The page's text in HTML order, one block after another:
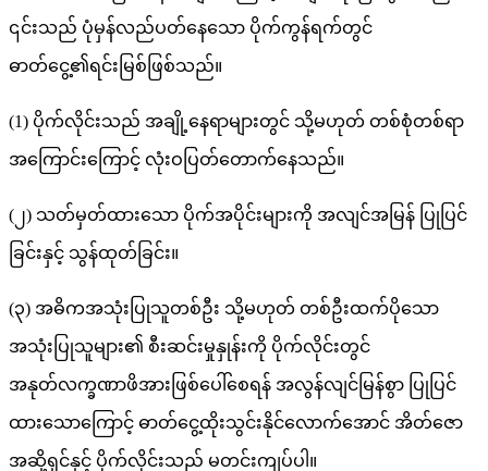
၎င်းသည် ပုံမှန်လည်ပတ်နေသော ပိုက်ကွန်ရက်တွင်
ဓာတ်ငွေ့၏ရင်းမြစ်ဖြစ်သည်။
(1) ပိုက်လိုင်းသည် အချို့နေရာများတွင် သို့မဟုတ် တစ်စုံတစ်ရာ
အကြောင်းကြောင့် လုံးဝပြတ်တောက်နေသည်။
(၂) သတ်မှတ်ထားသော ပိုက်အပိုင်းများကို အလျင်အမြန် ပြုပြင်
ခြင်းနှင့် သွန်ထုတ်ခြင်း။
(၃) အဓိကအသုံးပြုသူတစ်ဦး သို့မဟုတ် တစ်ဦးထက်ပိုသော
အသုံးပြုသူများ၏ စီးဆင်းမှုနှုန်းကို ပိုက်လိုင်းတွင်
အနုတ်လက္ခဏာဖိအားဖြစ်ပေါ်စေရန် အလွန်လျင်မြန်စွာ ပြုပြင်
ထားသောကြောင့် ဓာတ်ငွေ့ထိုးသွင်းနိုင်လောက်အောင် အိတ်ဇော
အဆို့ရှင်နှင့် ပိုက်လိုင်းသည် မတင်းကျပ်ပါ။